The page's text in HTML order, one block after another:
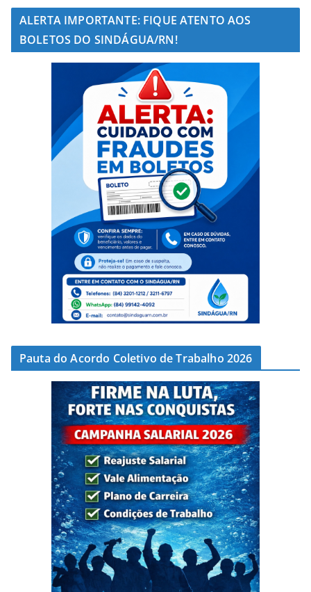
ALERTA IMPORTANTE: FIQUE ATENTO AOS
BOLETOS DO SINDÁGUA/RN!
Pauta do Acordo Coletivo de Trabalho 2026